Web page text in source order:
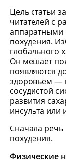
Цель статьи
читателей с
аппаратными
похудения.
глобального
Он мешает
появляются
здоровьем —
сосудистой
развития
инсульта или
Сначала речь
похудения.
Физические